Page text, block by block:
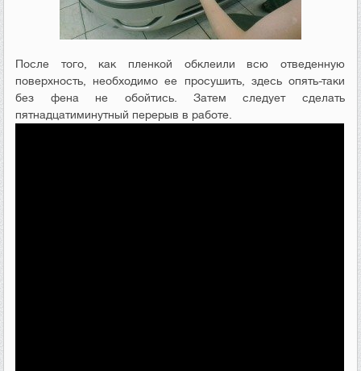
После того, как пленкой обклеили всю отведенную
поверхность, необходимо ее просушить, здесь опять-таки
без фена не обойтись. Затем следует сделать
пятнадцатиминутный перерыв в работе.